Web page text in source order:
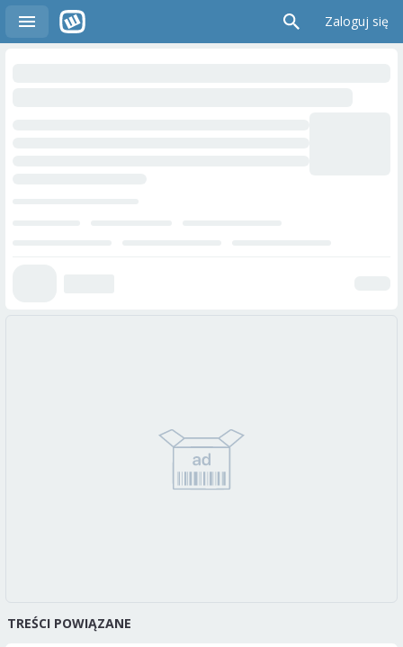
Zaloguj się
TREŚCI POWIĄZANE